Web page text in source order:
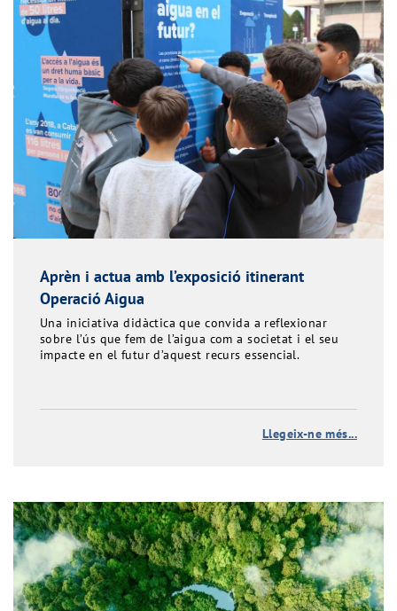
Aprèn i actua amb l’exposició itinerant
Operació Aigua
Una iniciativa didàctica que convida a reflexionar
sobre l’ús que fem de l’aigua com a societat i el seu
impacte en el futur d’aquest recurs essencial.
Llegeix-ne més...